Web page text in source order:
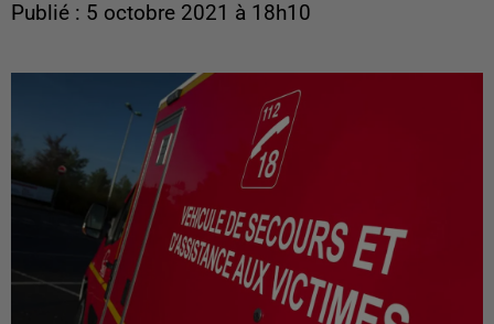
Publié : 5 octobre 2021 à 18h10